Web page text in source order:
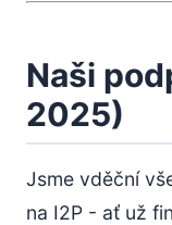
Naši
2025)
Jsme vděční
na I2P - ať už